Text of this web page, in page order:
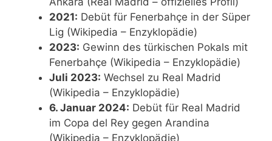
2021: Debüt für Fenerbahçe in der Süper
Lig (Wikipedia – Enzyklopädie)
2023: Gewinn des türkischen Pokals mit
Fenerbahçe (Wikipedia – Enzyklopädie)
Juli 2023: Wechsel zu Real Madrid
(Wikipedia – Enzyklopädie)
6. Januar 2024: Debüt für Real Madrid
im Copa del Rey gegen Arandina
(Wikipedia – Enzyklopädie)